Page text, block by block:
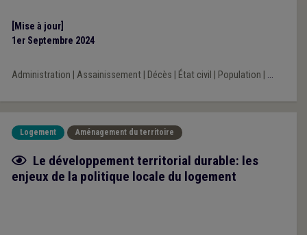
[Mise à jour]
1er Septembre 2024
Administration Assainissement| Décès État civil Population ...
Logement Aménagement du territoire
Fiche focus
Le développement territorial durable: les
enjeux de la politique locale du logement